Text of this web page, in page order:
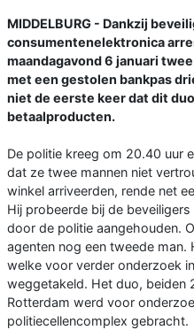
MIDDELBURG - Dankzij
consumentenelektronica
maandagavond 6 januari
met een gestolen bankpas
niet de eerste keer dat dit
betaalproducten.
De politie kreeg om 20.40 uur
dat ze twee mannen niet
winkel arriveerden, rende net
Hij probeerde bij de
door de politie aangehouden.
agenten nog een tweede
welke voor verder onderzoek
weggetakeld. Het duo, beiden
Rotterdam werd voor
politiecellencomplex gebracht.